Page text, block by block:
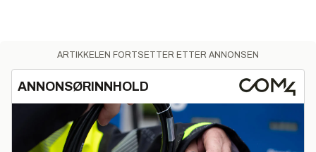
ARTIKKELEN FORTSETTER ETTER ANNONSEN
ANNONSØRINNHOLD